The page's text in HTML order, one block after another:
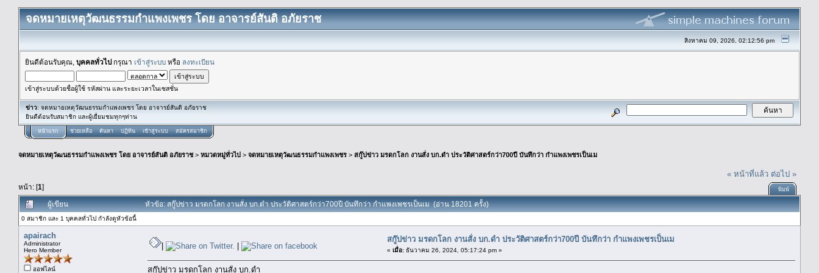
จดหมายเหตุวัฒนธรรมกำแพงเพชร โดย อาจารย์สันติ อภัยราช
สิงหาคม 09, 2026, 02:12:56 pm
ยินดีต้อนรับคุณ, บุคคลทั่วไปกรุณา เข้าสู่ระบบ หรือ ลงทะเบียน
เข้าสู่ระบบด้วยชื่อผู้ใช้ รหัสผ่าน และระยะเวลาในเซสชั่น
ข่าว: จดหมายเหตุวัฒนธรรมกำแพงเพชร โดย อาจารย์สันติ อภัยราช
ยินดีต้อนรับสมาชิก และผู้เยื่ยมชมทุกๆท่าน
หน้าแรก ช่วยเหลือ ค้นหา ปฏิทิน เข้าสู่ระบบ สมัครสมาชิก
จดหมายเหตุวัฒนธรรมกำแพงเพชร โดย อาจารย์สันติ อภัยราช> หมวดหมู่ทั่วไป > จดหมายเหตุวัฒนธรรมกำแพงเพชร > สกู๊ปข่าว มรดกโลก งานสั่ง บก.ดำ ประวัติศาสตร์กว่า700ปี บันทึกว่า กำแพงเพชรเป็นเม
หน้า: [1]
« หน้าที่แล้ว ต่อไป »
พิมพ์
ผู้เขียน หัวข้อ: สกู๊ปข่าว มรดกโลก งานสั่ง บก.ดำ ประวัติศาสตร์กว่า700ปี บันทึกว่า กำแพงเพชรเป็นเม (อ่าน 18201 ครั้ง)
0 สมาชิก และ 1 บุคคลทั่วไป กำลังดูหัวข้อนี้
apairach
Administrator
Hero Member
ออฟไลน์
| |
สกู๊ปข่าว มรดกโลก งานสั่ง บก.ดำ ประวัติศาสตร์กว่า700ปี บันทึกว่า กำแพงเพชรเป็นเม
« เมื่อ: ธันวาคม 26, 2024, 05:17:24 pm »
สกู๊ปข่าว มรดกโลก งานสั่ง บก.ดำ